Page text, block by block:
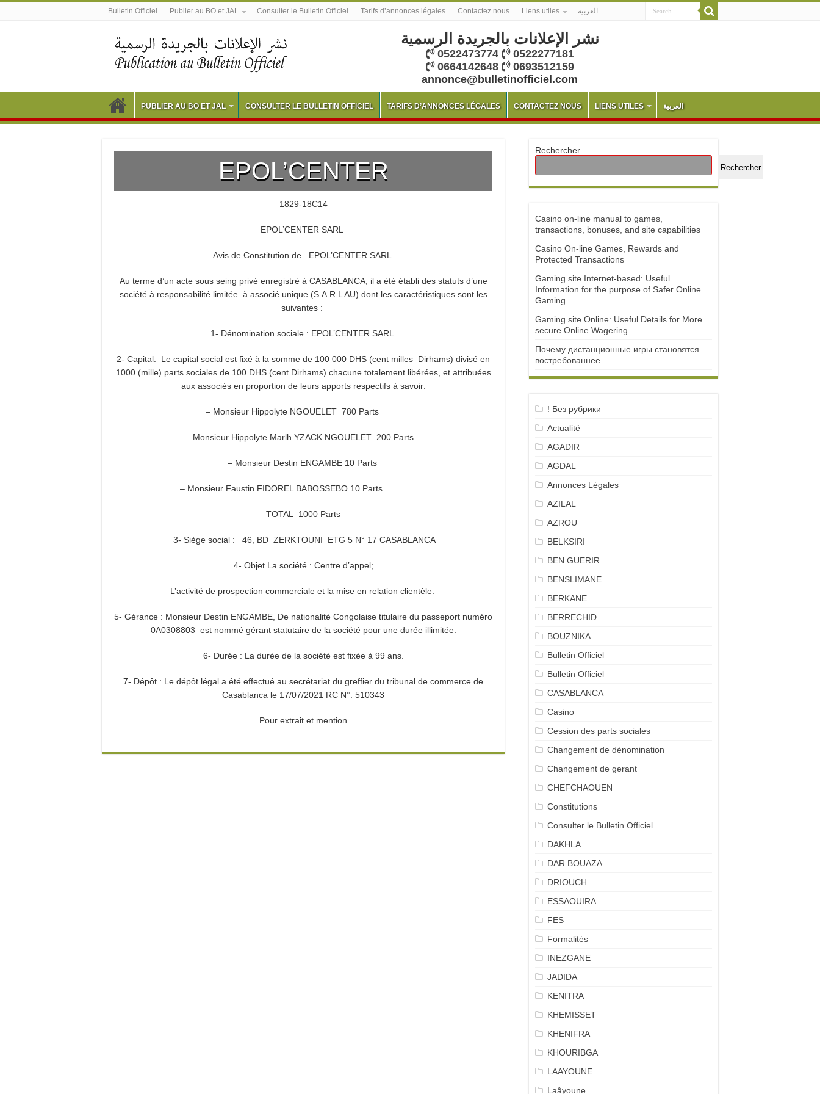
Bulletin Officiel Publier au BO et JAL Consulter le Bulletin Officiel Tarifs d’annonces légales Contactez nous Liens utiles العربية
نشر الإعلانات بالجريدة الرسمية
0522473774
0522277181
0664142648
0693512159
annonce@bulletinofficiel.com
PUBLIER AU BO ET JAL CONSULTER LE BULLETIN OFFICIEL TARIFS D’ANNONCES LÉGALES CONTACTEZ NOUS LIENS UTILES العربية
EPOL’CENTER
1829-18C14
EPOL’CENTER SARL
Avis de Constitution de EPOL’CENTER SARL
Au terme d’un acte sous seing privé enregistré à CASABLANCA, il a été établi des statuts d’une
société à responsabilité limitée à associé unique (S.A.R.L AU) dont les caractéristiques sont les
suivantes :
1- Dénomination sociale : EPOL’CENTER SARL
2- Capital: Le capital social est fixé à la somme de 100 000 DHS (cent milles Dirhams) divisé en
1000 (mille) parts sociales de 100 DHS (cent Dirhams) chacune totalement libérées, et attribuées
aux associés en proportion de leurs apports respectifs à savoir:
– Monsieur Hippolyte NGOUELET 780 Parts
– Monsieur Hippolyte Marlh YZACK NGOUELET 200 Parts
– Monsieur Destin ENGAMBE 10 Parts
– Monsieur Faustin FIDOREL BABOSSEBO 10 Parts
TOTAL 1000 Parts
3- Siège social : 46, BD ZERKTOUNI ETG 5 N° 17 CASABLANCA
4- Objet La société : Centre d’appel;
L’activité de prospection commerciale et la mise en relation clientèle.
5- Gérance : Monsieur Destin ENGAMBE, De nationalité Congolaise titulaire du passeport numéro
0A0308803 est nommé gérant statutaire de la société pour une durée illimitée.
6- Durée : La durée de la société est fixée à 99 ans.
7- Dépôt : Le dépôt légal a été effectué au secrétariat du greffier du tribunal de commerce de
Casablanca le 17/07/2021 RC N°: 510343
Pour extrait et mention
Rechercher
Rechercher
Casino on-line manual to games,
transactions, bonuses, and site capabilities
Casino On-line Games, Rewards and
Protected Transactions
Gaming site Internet-based: Useful
Information for the purpose of Safer Online
Gaming
Gaming site Online: Useful Details for More
secure Online Wagering
Почему дистанционные игры становятся
востребованнее
! Без рубрики
Actualité
AGADIR
AGDAL
Annonces Légales
AZILAL
AZROU
BELKSIRI
BEN GUERIR
BENSLIMANE
BERKANE
BERRECHID
BOUZNIKA
Bulletin Officiel
Bulletin Officiel
CASABLANCA
Casino
Cession des parts sociales
Changement de dénomination
Changement de gerant
CHEFCHAOUEN
Constitutions
Consulter le Bulletin Officiel
DAKHLA
DAR BOUAZA
DRIOUCH
ESSAOUIRA
FES
Formalités
INEZGANE
JADIDA
KENITRA
KHEMISSET
KHENIFRA
KHOURIBGA
LAAYOUNE
Laâyoune